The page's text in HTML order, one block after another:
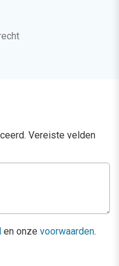
Vereiste velden
en onze voorwaarden.